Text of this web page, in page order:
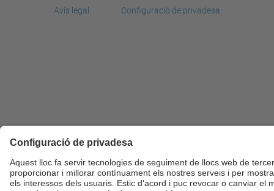
Avís legal
Configuració de privadesa